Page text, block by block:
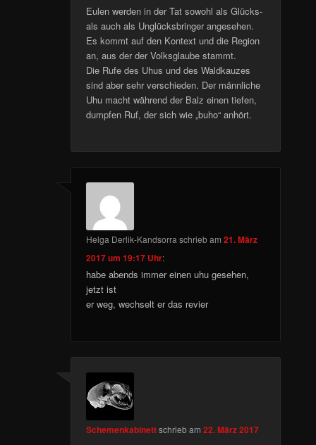
Eulen werden in der Tat sowohl als Glücks-
als auch als Unglücksbringer angesehen.
Es kommt auf den Kontext und die Region
an, aus der der Volksglaube stammt.
Die Rufe des Uhus und des Waldkauzes
sind aber sehr verschieden. Der männliche
Uhu macht während der Balz einen tiefen,
dumpfen Ruf, der sich wie „buho“ anhört.
Helga Derlik-Kandsorra schriebam21. März
2017 um 19:17 Uhr:
habe abends immer einen uhu gesehen,
jetzt ist
er weg, wechselt er das revier
Schemenkabinettschriebam22. März 2017